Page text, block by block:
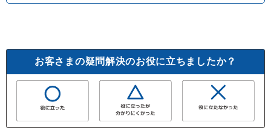
お客さまの疑問解決のお役に立ちましたか？